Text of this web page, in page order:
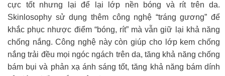
cực tốt nhưng lại để lại lớp nền bóng và rít trên da.
Skinlosophy sử dụng thêm công nghệ “tráng gương” để
khắc phục nhược điểm “bóng, rít” mà vẫn giữ lại khả năng
chống nắng. Công nghệ này còn giúp cho lớp kem chống
nắng trải đều mọi ngóc ngách trên da, tăng khả năng chống
bám bụi và phản xạ ánh sáng tốt, tăng khả năng bám dính